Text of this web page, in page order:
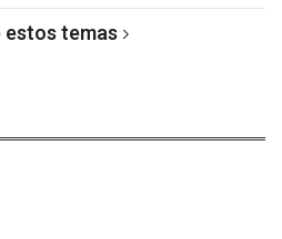
estos temas